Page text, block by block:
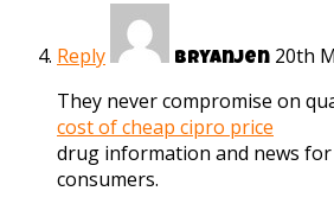
Reply Bryanjen 20th
They never compromise on
cost of cheap cipro price
drug information and news
consumers.